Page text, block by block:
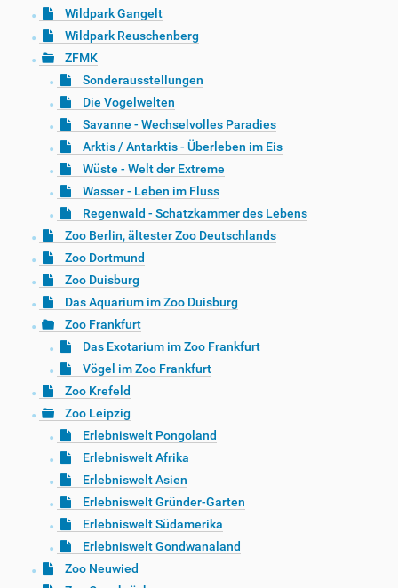
Wildpark Gangelt
Wildpark Reuschenberg
ZFMK
Sonderausstellungen
Die Vogelwelten
Savanne - Wechselvolles Paradies
Arktis / Antarktis - Überleben im Eis
Wüste - Welt der Extreme
Wasser - Leben im Fluss
Regenwald - Schatzkammer des Lebens
Zoo Berlin, ältester Zoo Deutschlands
Zoo Dortmund
Zoo Duisburg
Das Aquarium im Zoo Duisburg
Zoo Frankfurt
Das Exotarium im Zoo Frankfurt
Vögel im Zoo Frankfurt
Zoo Krefeld
Zoo Leipzig
Erlebniswelt Pongoland
Erlebniswelt Afrika
Erlebniswelt Asien
Erlebniswelt Gründer-Garten
Erlebniswelt Südamerika
Erlebniswelt Gondwanaland
Zoo Neuwied